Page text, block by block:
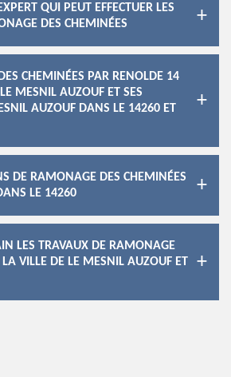
QUI PEUT EFFECTUER LES
DES CHEMINÉES
CHEMINÉES PAR RENOLDE 14
MESNIL AUZOUF ET SES
AUZOUF DANS LE 14260 ET
DE RAMONAGE DES CHEMINÉES
LE 14260
LES TRAVAUX DE RAMONAGE
LA VILLE DE LE MESNIL AUZOUF ET